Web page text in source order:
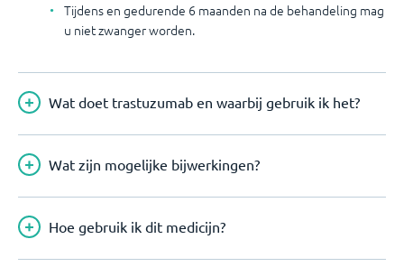
Tijdens en gedurende 6 maanden na de behandeling mag
u niet zwanger worden.
Wat doet trastuzumab en waarbij gebruik ik het?
Wat zijn mogelijke bijwerkingen?
Hoe gebruik ik dit medicijn?